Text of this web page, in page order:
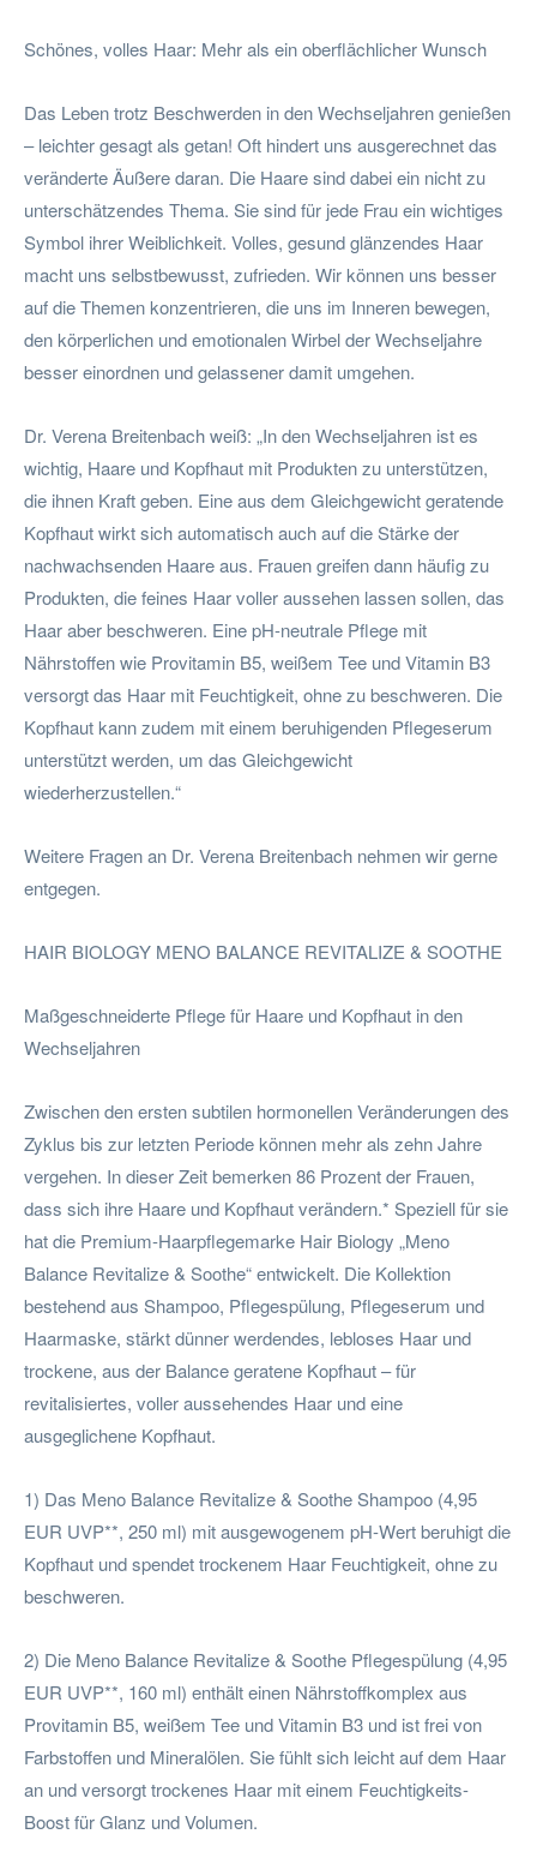
Schönes, volles Haar: Mehr als ein oberflächlicher Wunsch
Das Leben trotz Beschwerden in den Wechseljahren genießen
– leichter gesagt als getan! Oft hindert uns ausgerechnet das
veränderte Äußere daran. Die Haare sind dabei ein nicht zu
unterschätzendes Thema. Sie sind für jede Frau ein wichtiges
Symbol ihrer Weiblichkeit. Volles, gesund glänzendes Haar
macht uns selbstbewusst, zufrieden. Wir können uns besser
auf die Themen konzentrieren, die uns im Inneren bewegen,
den körperlichen und emotionalen Wirbel der Wechseljahre
besser einordnen und gelassener damit umgehen.
Dr. Verena Breitenbach weiß: „In den Wechseljahren ist es
wichtig, Haare und Kopfhaut mit Produkten zu unterstützen,
die ihnen Kraft geben. Eine aus dem Gleichgewicht geratende
Kopfhaut wirkt sich automatisch auch auf die Stärke der
nachwachsenden Haare aus. Frauen greifen dann häufig zu
Produkten, die feines Haar voller aussehen lassen sollen, das
Haar aber beschweren. Eine pH-neutrale Pflege mit
Nährstoffen wie Provitamin B5, weißem Tee und Vitamin B3
versorgt das Haar mit Feuchtigkeit, ohne zu beschweren. Die
Kopfhaut kann zudem mit einem beruhigenden Pflegeserum
unterstützt werden, um das Gleichgewicht
wiederherzustellen.“
Weitere Fragen an Dr. Verena Breitenbach nehmen wir gerne
entgegen.
HAIR BIOLOGY MENO BALANCE REVITALIZE & SOOTHE
Maßgeschneiderte Pflege für Haare und Kopfhaut in den
Wechseljahren
Zwischen den ersten subtilen hormonellen Veränderungen des
Zyklus bis zur letzten Periode können mehr als zehn Jahre
vergehen. In dieser Zeit bemerken 86 Prozent der Frauen,
dass sich ihre Haare und Kopfhaut verändern.* Speziell für sie
hat die Premium-Haarpflegemarke Hair Biology „Meno
Balance Revitalize & Soothe“ entwickelt. Die Kollektion
bestehend aus Shampoo, Pflegespülung, Pflegeserum und
Haarmaske, stärkt dünner werdendes, lebloses Haar und
trockene, aus der Balance geratene Kopfhaut – für
revitalisiertes, voller aussehendes Haar und eine
ausgeglichene Kopfhaut.
1) Das Meno Balance Revitalize & Soothe Shampoo (4,95
EUR UVP**, 250 ml) mit ausgewogenem pH-Wert beruhigt die
Kopfhaut und spendet trockenem Haar Feuchtigkeit, ohne zu
beschweren.
2) Die Meno Balance Revitalize & Soothe Pflegespülung (4,95
EUR UVP**, 160 ml) enthält einen Nährstoffkomplex aus
Provitamin B5, weißem Tee und Vitamin B3 und ist frei von
Farbstoffen und Mineralölen. Sie fühlt sich leicht auf dem Haar
an und versorgt trockenes Haar mit einem Feuchtigkeits-
Boost für Glanz und Volumen.